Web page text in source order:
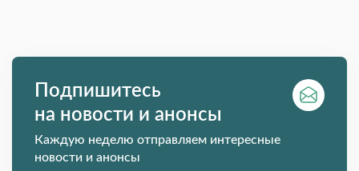
Подпишитесь
на новости и анонсы
Каждую неделю отправляем интересные
новости и анонсы